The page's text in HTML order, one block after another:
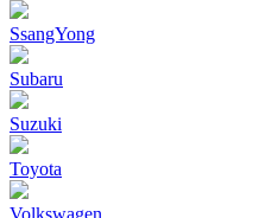
SsangYong
Subaru
Suzuki
Toyota
Volkswagen